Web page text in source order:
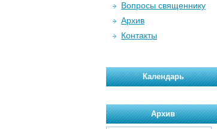
Вопросы священнику
Архив
Контакты
Календарь
Архив